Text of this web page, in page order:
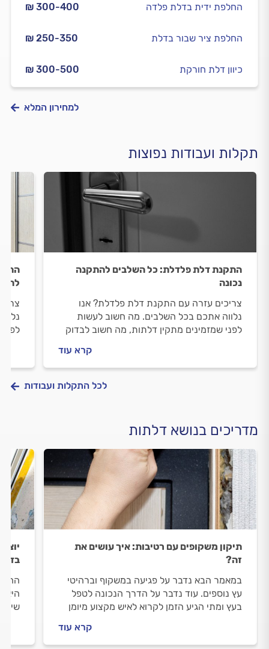
₪ 300-400 החלפת ידית בדלת פלדה
₪ 250-350 החלפת ציר שבור בדלת
₪ 300-500 כיוון דלת חורקת
למחירון המלא
תקלות ועבודות נפוצות
התקנת דלת פלדלת: כל השלבים להתקנה
נכונה
צריכים עזרה עם התקנת דלת פלדלת? אנו
נלווה אתכם בכל השלבים. מה חשוב לעשות
לפני שמזמינים מתקין דלתות, מה חשוב לבדוק
קרא עוד
לכל התקלות ועבודות
מדריכים בנושא דלתות
תיקון משקופים עם רטיבות: איך עושים את
זה?
במאמר הבא נדבר על פגיעה במשקוף וברהיטי
עץ נוספים. עוד נדבר על הדרך הנכונה לטפל
בעץ ומתי הגיע הזמן לקרוא לאיש מקצוע מיומן
קרא עוד
היא